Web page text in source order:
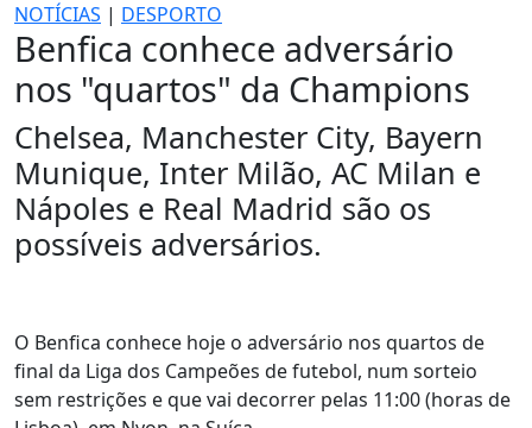
NOTÍCIAS | DESPORTO
Benfica conhece adversário
nos "quartos" da Champions
Chelsea, Manchester City, Bayern
Munique, Inter Milão, AC Milan e
Nápoles e Real Madrid são os
possíveis adversários.
O Benfica conhece hoje o adversário nos quartos de
final da Liga dos Campeões de futebol, num sorteio
sem restrições e que vai decorrer pelas 11:00 (horas de